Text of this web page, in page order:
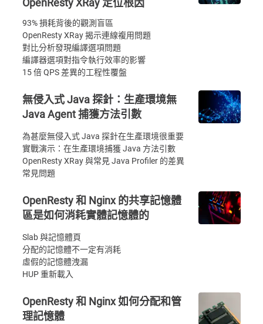
OpenResty XRay 定位根因
93% 損耗背後的觀測盲區
OpenResty XRay 揭示連線複用問題
對比分析發現編譯選項問題
編譯器選項對指令執行效率的影響
15 倍 QPS 差異的工程性覆盤
無侵入式 Java 探針：生產環境無
Java Agent 捕獲方法引數
為甚麼無侵入式 Java 探針在生產環境很重要
實戰演示：在生產環境捕獲 Java 方法引數
OpenResty XRay 與常見 Java Profiler 的差異
常見問題
OpenResty 和 Nginx 的共享記憶體
區是如何消耗實體記憶體的
Slab 與記憶體頁
分配的記憶體不一定有消耗
虛假的記憶體洩漏
HUP 重新載入
OpenResty 和 Nginx 如何分配和管
理記憶體